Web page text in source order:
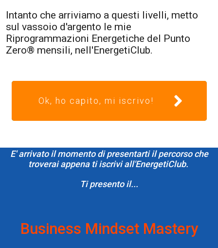
Intanto che arriviamo a questi livelli, metto
sul vassoio d'argento le mie
Riprogrammazioni Energetiche del Punto
Zero® mensili, nell'EnergetiClub.
Ok, ho capito, mi iscrivo!
E' arrivato il momento di presentarti il percorso che
troverai appena ti iscrivi all'EnergetiClub.
Ti presento il...
Business Mindset Mastery